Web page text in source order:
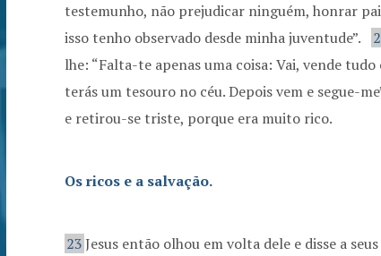
testemunho, não prejudicar ninguém, honrar pai
isso tenho observado desde minha juventude”.
lhe: “Falta-te apenas uma coisa: Vai, vende
terás um tesouro no céu. Depois vem e segue-
e retirou-se triste, porque era muito rico.
Os ricos e a salvação.
23Jesus então olhou em volta dele e disse a